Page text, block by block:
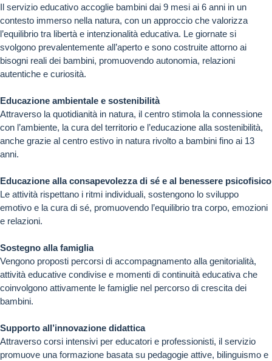
Il servizio educativo accoglie bambini dai 9 mesi ai 6 anni in un
contesto immerso nella natura, con un approccio che valorizza
l’equilibrio tra libertà e intenzionalità educativa. Le giornate si
svolgono prevalentemente all’aperto e sono costruite attorno ai
bisogni reali dei bambini, promuovendo autonomia, relazioni
autentiche e curiosità.
Educazione ambientale e sostenibilità
Attraverso la quotidianità in natura, il centro stimola la connessione
con l’ambiente, la cura del territorio e l’educazione alla sostenibilità,
anche grazie al centro estivo in natura rivolto a bambini fino ai 13
anni.
Educazione alla consapevolezza di sé e al benessere psicofisico
Le attività rispettano i ritmi individuali, sostengono lo sviluppo
emotivo e la cura di sé, promuovendo l’equilibrio tra corpo, emozioni
e relazioni.
Sostegno alla famiglia
Vengono proposti percorsi di accompagnamento alla genitorialità,
attività educative condivise e momenti di continuità educativa che
coinvolgono attivamente le famiglie nel percorso di crescita dei
bambini.
Supporto all’innovazione didattica
Attraverso corsi intensivi per educatori e professionisti, il servizio
promuove una formazione basata su pedagogie attive, bilinguismo e